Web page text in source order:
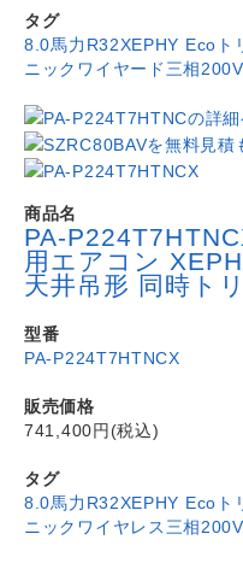
タグ
8.0馬力 R32XEPHY Eco ト
ニック ワイヤード 三相200V
商品名
PA-
用エアコン
天井吊形 同時ト
型番
PA-P224T7HTNCX
販売価格
741,400円(税込)
タグ
8.0馬力 R32XEPHY Eco ト
ニック ワイヤレス 三相200V